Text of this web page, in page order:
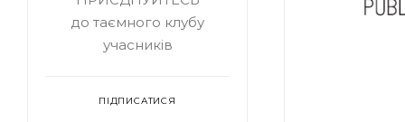
до таємного клубу
учасників
ПІДПИСАТИСЯ